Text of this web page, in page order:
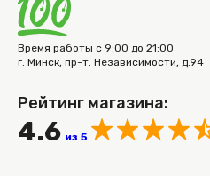
Время работы с 9:00 до 21:00
г. Минск, пр-т. Независимости, д.94
Рейтинг магазина:
4.6 из 5